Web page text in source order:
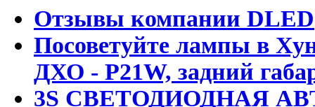
Отзывы компании DLED
Посоветуйте лампы в
ДХО - P21W, задний
3S СВЕТОДИОДНАЯ